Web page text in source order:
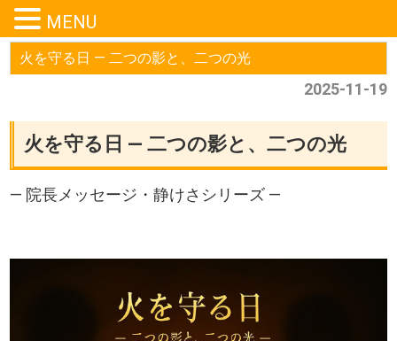
火を守る日 ― 二つの影と、二つの光
2025-11-19
火を守る日 ― 二つの影と、二つの光
― 院長メッセージ・静けさシリーズ ―
MENU